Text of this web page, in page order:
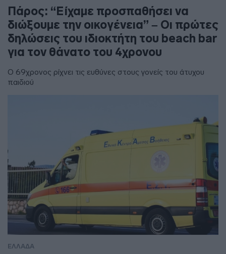
Πάρος: “Είχαμε προσπαθήσει να
διώξουμε την οικογένεια” – Οι πρώτες
δηλώσεις του ιδιοκτήτη του beach bar
για τον θάνατο του 4χρονου
Ο 69χρονος ρίχνει τις ευθύνες στους γονείς του άτυχου
παιδιού
ΕΛΛΑΔΑ